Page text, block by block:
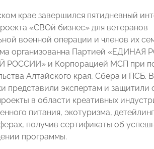
крае завершился пятидневный
«СВОй бизнес» для ветеранов
военной операции и членов их
организованна Партией «ЕДИНАЯ
РОССИИ» и Корпорацией МСП при
Алтайского края, Сбера и ПСБ.
представили экспертам и защитили
в области креативных
питания, экотуризма,
получив сертификаты об
программы.